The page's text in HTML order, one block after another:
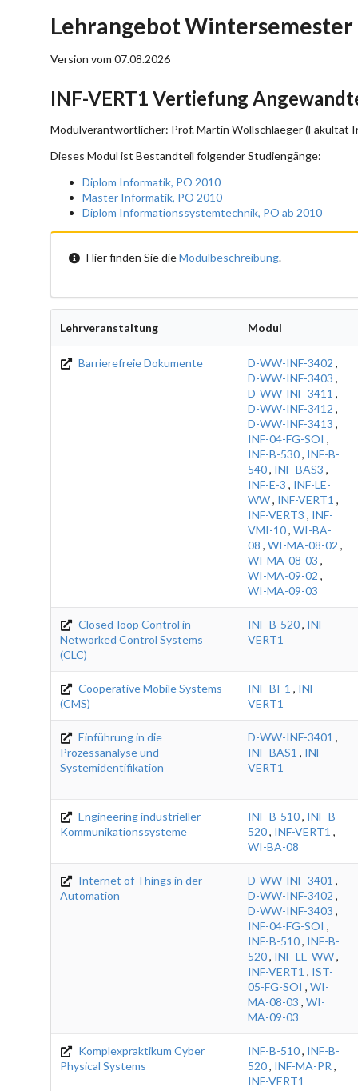
Lehrangebot Wintersemester
Version vom 07.08.2026
INF-VERT1 Vertiefung
Modulverantwortlicher: Prof. Martin Wollschlaeger (Fakultät
Dieses Modul ist Bestandteil folgender Studiengänge:
Diplom Informatik, PO 2010
Master Informatik, PO 2010
Diplom Informationssystemtechnik, PO ab 2010
Hier finden Sie dieModulbeschreibung.
Lehrveranstaltung Modul
Barrierefreie Dokumente D-WW-INF-3402 ,
D-WW-INF-3403 ,
D-WW-INF-3411 ,
D-WW-INF-3412 ,
D-WW-INF-3413 ,
INF-04-FG-SOI ,
INF-B-530, INF-B-
540, INF-BAS3 ,
INF-E-3 , INF-LE-
WW, INF-VERT1 ,
INF-VERT3 , INF-
VMI-10, WI-BA-
08 , WI-MA-08-02 ,
WI-MA-08-03 ,
WI-MA-09-02 ,
WI-MA-09-03
Closed-loop Control in
Networked Control Systems
(CLC)
INF-B-520, INF-
VERT1
Cooperative Mobile Systems
(CMS)
INF-BI-1 , INF-
VERT1
Einführung in die
Prozessanalyse und
Systemidentifikation
D-WW-INF-3401 ,
INF-BAS1 , INF-
VERT1
Engineering industrieller
Kommunikationssysteme
INF-B-510, INF-B-
520, INF-VERT1 ,
WI-BA-08
Internet of Things in der
Automation
D-WW-INF-3401 ,
D-WW-INF-3402 ,
D-WW-INF-3403 ,
INF-04-FG-SOI ,
INF-B-510, INF-B-
520, INF-LE-WW,
INF-VERT1 , IST-
05-FG-SOI , WI-
MA-08-03 , WI-
MA-09-03
Komplexpraktikum Cyber
Physical Systems
INF-B-510, INF-B-
520, INF-MA-PR ,
INF-VERT1